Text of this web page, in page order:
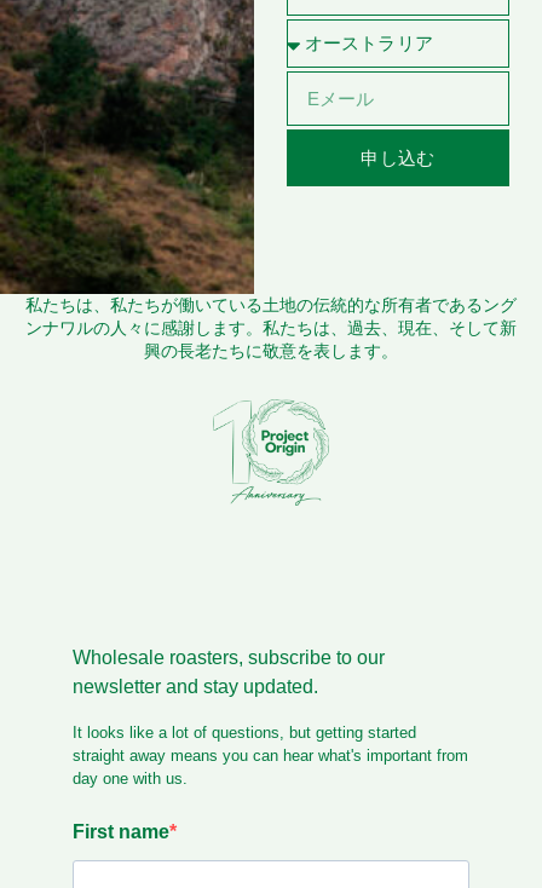
申し込む
私たちは、私たちが働いている土地の伝統的な所有者であるング
ンナワルの人々に感謝します。私たちは、過去、現在、そして新
興の長老たちに敬意を表します。